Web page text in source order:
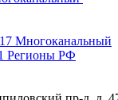
Многоканальный
Регионы РФ